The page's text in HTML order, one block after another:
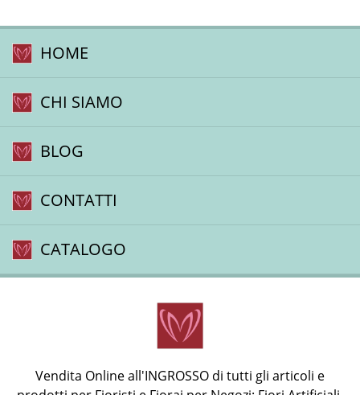
HOME
CHI SIAMO
BLOG
CONTATTI
CATALOGO
Vendita Online all'INGROSSO di tutti gli articoli e